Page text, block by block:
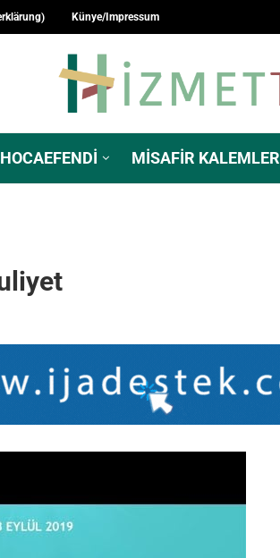
Künye/Impressum
HOCAEFENDI MISAFIR KALEMLER